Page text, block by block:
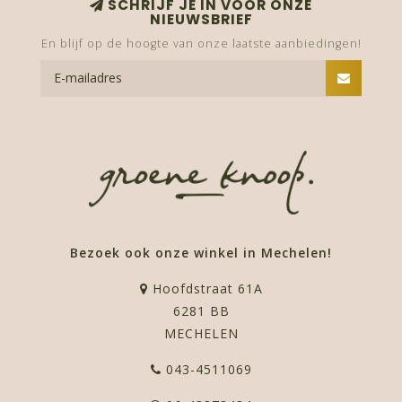
SCHRIJF JE IN VOOR ONZE
NIEUWSBRIEF
En blijf op de hoogte van onze laatste aanbiedingen!
Bezoek ook onze winkel in Mechelen!
Hoofdstraat 61A
6281 BB
MECHELEN
043-4511069